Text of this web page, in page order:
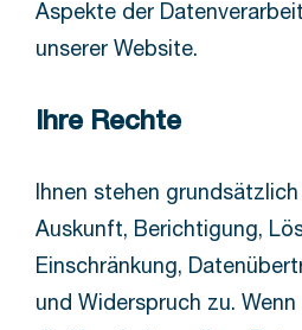
Aspekte der
unserer Website.
Ihre Rechte
Ihnen stehen
Auskunft, Berichtigung,
Einschränkung,
und Widerspruch zu.